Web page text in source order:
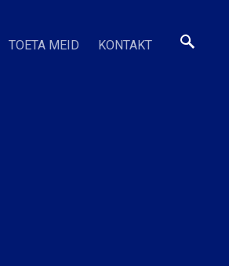
TOETA MEID KONTAKT